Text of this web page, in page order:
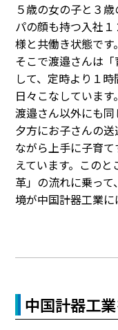
５歳の女の子と３
パの顔も持つ入社
様と共働き状態です。
そこで渡邉さんは
して、定時より１
日々こなしています。
渡邉さん以外にも
夕方にお子さんの
ながら上手に子育
えています。この
革」の流れに乗っ
境が中国計器工業に
中国計器工